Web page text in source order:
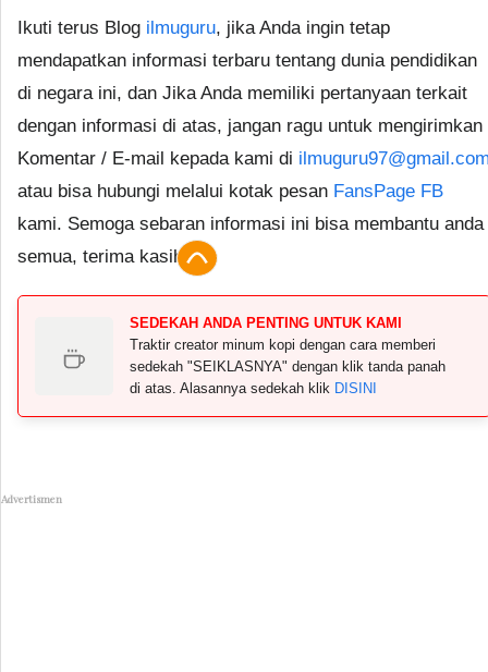
Ikuti terus Blog ilmuguru, jika Anda ingin tetap
mendapatkan informasi terbaru tentang dunia pendidikan
di negara ini, dan Jika Anda memiliki pertanyaan terkait
dengan informasi di atas, jangan ragu untuk mengirimkan
Komentar / E-mail kepada kami di
atau bisa hubungi melalui kotak pesan FansPage FB
kami. Semoga sebaran informasi ini bisa membantu anda
semua, terima kasih.
SEDEKAH ANDA PENTING UNTUK KAMI
Traktir creator minum kopi dengan cara memberi
sedekah "SEIKLASNYA" dengan klik tanda panah
di atas. Alasannya sedekah klik DISINI
Advertismen